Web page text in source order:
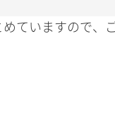
めていますので、